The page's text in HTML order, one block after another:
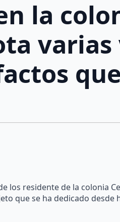
la
varias
residente de la colonia
que se ha dedicado